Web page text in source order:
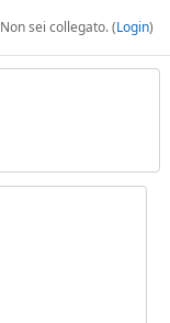
Non sei collegato. (Login)